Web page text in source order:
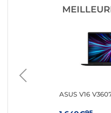
ASUS V16